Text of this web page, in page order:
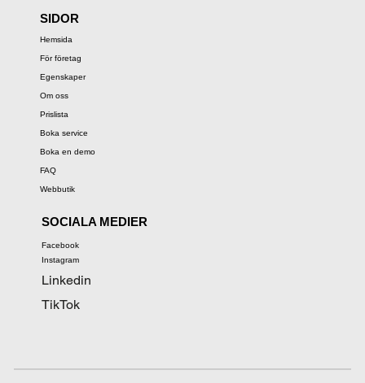
SIDOR
Hemsida
För företag
Egenskaper
Om oss
Prislista
Boka service
Boka en demo
FAQ
Webbutik
SOCIALA MEDIER
Facebook
Instagram
Linkedin
TikTok